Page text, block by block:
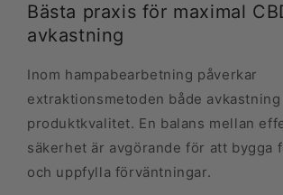
Bästa praxis för maximal
avkastning
Inom hampabearbetning påverkar
extraktionsmetoden både avkastning
produktkvalitet. En balans mellan
säkerhet är avgörande för att bygga
och uppfylla förväntningar.